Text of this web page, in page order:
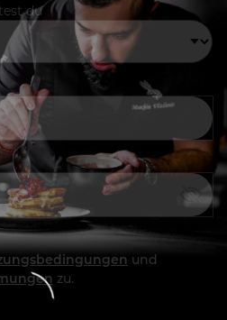
du
und
zu.